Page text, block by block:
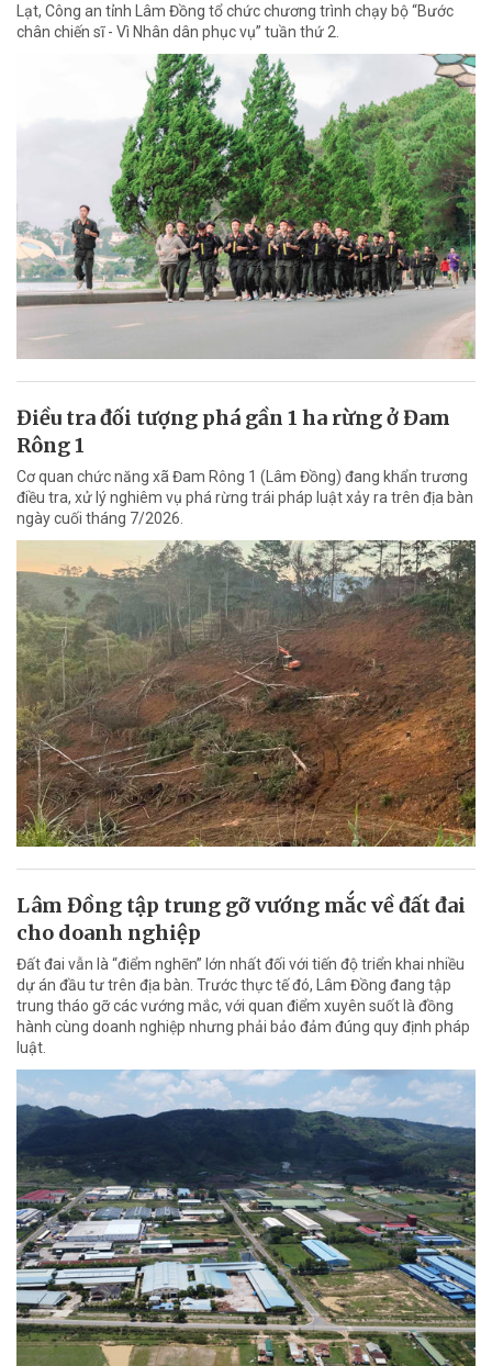
Lạt, Công an tỉnh Lâm Đồng tổ chức chương trình chạy bộ “Bước
chân chiến sĩ - Vì Nhân dân phục vụ” tuần thứ 2.
Điều tra đối tượng phá gần 1 ha rừng ở Đam
Rông 1
Cơ quan chức năng xã Đam Rông 1 (Lâm Đồng) đang khẩn trương
điều tra, xử lý nghiêm vụ phá rừng trái pháp luật xảy ra trên địa bàn
ngày cuối tháng 7/2026.
Lâm Đồng tập trung gỡ vướng mắc về đất đai
cho doanh nghiệp
Đất đai vẫn là “điểm nghẽn” lớn nhất đối với tiến độ triển khai nhiều
dự án đầu tư trên địa bàn. Trước thực tế đó, Lâm Đồng đang tập
trung tháo gỡ các vướng mắc, với quan điểm xuyên suốt là đồng
hành cùng doanh nghiệp nhưng phải bảo đảm đúng quy định pháp
luật.